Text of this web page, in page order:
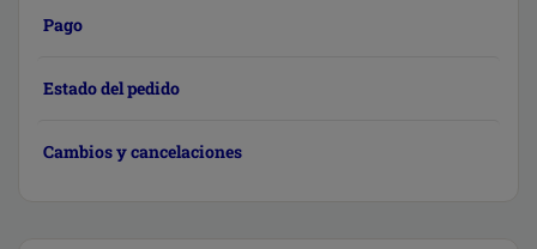
Pago
Estado del pedido
Cambios y cancelaciones